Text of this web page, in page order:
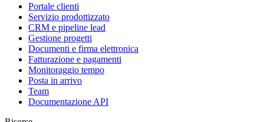
Portale clienti
Servizio prodottizzato
CRM e pipeline lead
Gestione progetti
Documenti e firma elettronica
Fatturazione e pagamenti
Monitoraggio tempo
Posta in arrivo
Team
Documentazione API